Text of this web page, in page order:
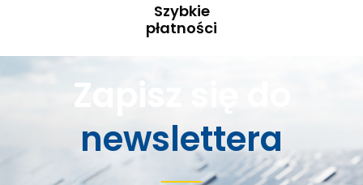
Szybkie
płatności
Zapisz się do
newslettera